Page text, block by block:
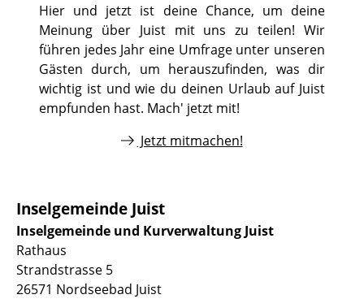
Hier und jetzt ist deine Chance, um deine
Meinung über Juist mit uns zu teilen! Wir
führen jedes Jahr eine Umfrage unter unseren
Gästen durch, um herauszufinden, was dir
wichtig ist und wie du deinen Urlaub auf Juist
empfunden hast. Mach' jetzt mit!
Jetzt mitmachen!
Inselgemeinde Juist
Inselgemeinde und Kurverwaltung Juist
Rathaus
Strandstrasse 5
26571 Nordseebad Juist